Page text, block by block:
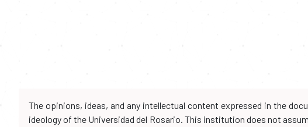
The opinions, ideas, and any intellectual content expressed in the
ideology of the Universidad del Rosario. This institution does not